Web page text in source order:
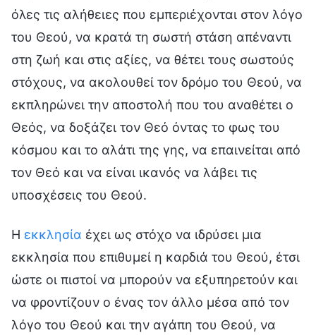
όλες τις αλήθειες που εμπεριέχονται στον λόγο
του Θεού, να κρατά τη σωστή στάση απέναντι
στη ζωή και στις αξίες, να θέτει τους σωστούς
στόχους, να ακολουθεί τον δρόμο του Θεού, να
εκπληρώνει την αποστολή που του αναθέτει ο
Θεός, να δοξάζει τον Θεό όντας το φως του
κόσμου και το αλάτι της γης, να επαινείται από
τον Θεό και να είναι ικανός να λάβει τις
υποσχέσεις του Θεού.
Η εκκλησία έχει ως στόχο να ιδρύσει μια
εκκλησία που επιθυμεί η καρδιά του Θεού, έτσι
ώστε οι πιστοί να μπορούν να εξυπηρετούν και
να φροντίζουν ο ένας τον άλλο μέσα από τον
λόγο του Θεού και την αγάπη του Θεού, να